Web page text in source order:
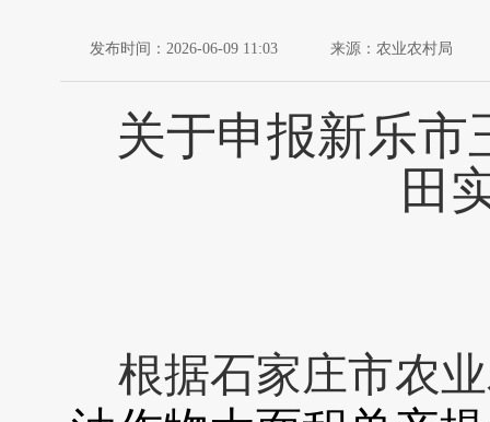
发布时间：2026-06-09 11:03 来源：农业农村局
关于申报新乐市
田
根据石家庄市农